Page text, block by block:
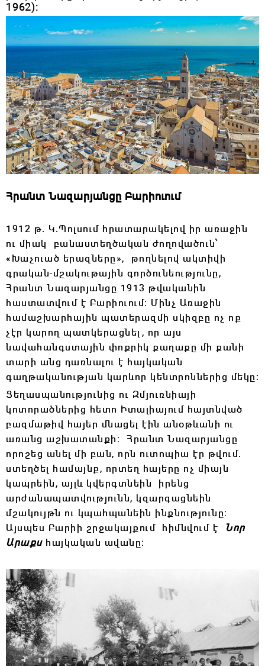
1962)։
Հրանտ Նազարյանցը Բարիուում
1912 թ. Կ․Պոլսում հրատարակելով իր առաջին
ու միակ բանաստեղծական ժողովածուն՝
«Խաչուած երազները», թողնելով ակտիվի
գրական-մշակութային գործունեությունը,
Հրանտ Նազարյանցը 1913 թվականին
հաստատվում է Բարիուում։ Մինչ Առաջին
համաշխարհային պատերազմի սկիզբը ոչ ոք
չէր կարող պատկերացնել, որ այս
նավահանգստային փոքրիկ քաղաքը մի քանի
տարի անց դառնալու է հայկական
գաղթականության կարևոր կենտրոններից մեկը։
Ցեղասպանությունից ու Զմյուռնիայի
կոտորածներից հետո Իտալիայում հայտնված
բազմաթիվ հայեր մնացել էին անօթևանի ու
առանց աշխատանքի։ Հրանտ Նազարյանցը
որոշեց անել մի բան, որն ուտոպիա էր թվում․
ստեղծել համայնք, որտեղ հայերը ոչ միայն
կապրեին, այլև կվերգտնեին իրենց
արժանապատվությունն, կզարգացնեին
մշակույթն ու կպահպանեին ինքնությունը։
Այսպես Բարիի շրջակայքում հիմնվում է
Նոր
Արաքսհայկական ավանը։